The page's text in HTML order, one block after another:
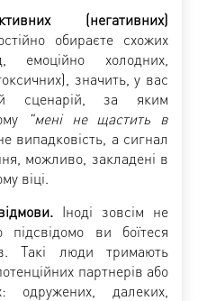
(негативних)
обираєте схожих
емоційно холодних,
значить, у вас
сценарій, за яким
"мені не щастить в
випадковість, а сигнал
можливо, закладені в
віці.
Іноді зовсім не
ви боїтеся
Такі люди тримають
партнерів або
одружених, далеких,